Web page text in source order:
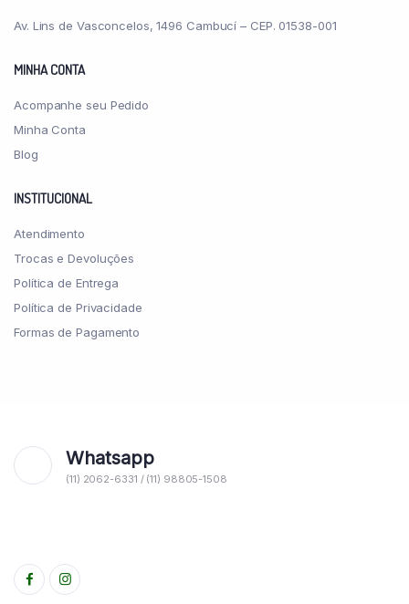
Av. Lins de Vasconcelos, 1496 Cambucí – CEP. 01538-001
MINHA CONTA
Acompanhe seu Pedido
Minha Conta
Blog
INSTITUCIONAL
Atendimento
Trocas e Devoluções
Política de Entrega
Política de Privacidade
Formas de Pagamento
Whatsapp
(11) 2062-6331 / (11) 98805-1508